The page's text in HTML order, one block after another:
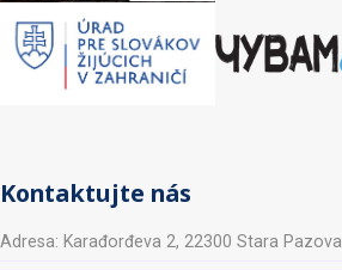
Kontaktujte nás
Adresa: Karađorđeva 2, 22300 Stara Pazova